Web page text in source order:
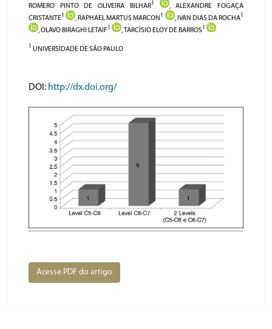
ROMERO PINTO DE OLIVEIRA BILHAR1
, ALEXANDRE FOGAÇA
CRISTANTE1 , RAPHAEL MARTUS MARCON 1 , IVAN DIAS DA ROCHA1
, OLAVO BIRAGHI LETAIF 1 , TARCÍSIO ELOY DE BARROS1
1 UNIVERSIDADE DE SÃO PAULO
DOI: http://dx.doi.org/
Acesse PDF do artigo